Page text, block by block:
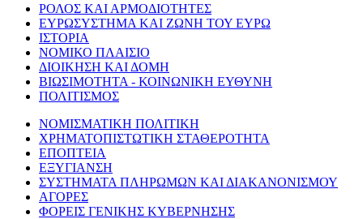
ΡΟΛΟΣ ΚΑΙ ΑΡΜΟΔΙΟΤΗΤΕΣ
ΕΥΡΩΣΥΣΤΗΜΑ ΚΑΙ ΖΩΝΗ ΤΟΥ ΕΥΡΩ
ΙΣΤΟΡΙΑ
ΝΟΜΙΚΟ ΠΛΑΙΣΙΟ
ΔΙΟΙΚΗΣΗ ΚΑΙ ΔΟΜΗ
ΒΙΩΣΙΜΟΤΗΤΑ - ΚΟΙΝΩΝΙΚΗ ΕΥΘΥΝΗ
ΠΟΛΙΤΙΣΜΟΣ
ΝΟΜΙΣΜΑΤΙΚΗ ΠΟΛΙΤΙΚΗ
ΧΡΗΜΑΤΟΠΙΣΤΩΤΙΚΗ ΣΤΑΘΕΡΟΤΗΤΑ
ΕΠΟΠΤΕΙΑ
ΕΞΥΓΙΑΝΣΗ
ΣΥΣΤΗΜΑΤΑ ΠΛΗΡΩΜΩΝ ΚΑΙ ΔΙΑΚΑΝΟΝΙΣΜΟΥ
ΑΓΟΡΕΣ
ΦΟΡΕΙΣ ΓΕΝΙΚΗΣ ΚΥΒΕΡΝΗΣΗΣ